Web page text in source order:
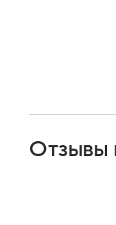
Отзывы